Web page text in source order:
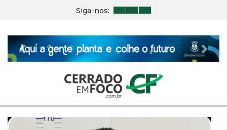
Siga-nos:
Previous Next